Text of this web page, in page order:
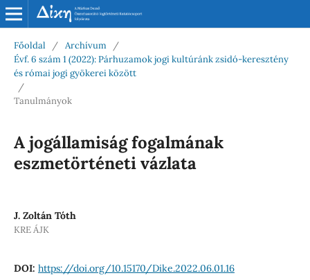
Főoldal / Archívum
/
Évf. 6 szám 1 (2022): Párhuzamok jogi kultúránk zsidó-keresztény
és római jogi gyökerei között
/
Tanulmányok
A jogállamiság fogalmának
eszmetörténeti vázlata
J. Zoltán Tóth
KRE ÁJK
DOI: https://doi.org/10.15170/Dike.2022.06.01.16